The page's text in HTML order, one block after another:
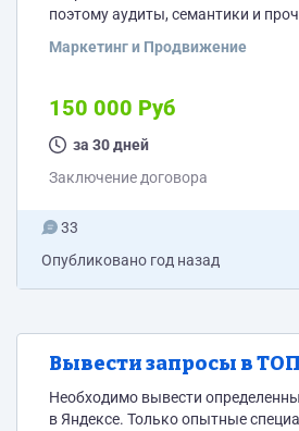
поэтому аудиты, семантики и
или Самозанятость.
Маркетинг и Продвижение
150 000 Руб
за 30 дней
Заключение договора
33
Опубликовано год назад
Вывести запросы в
Необходимо вывести
в Яндексе. Только опытные